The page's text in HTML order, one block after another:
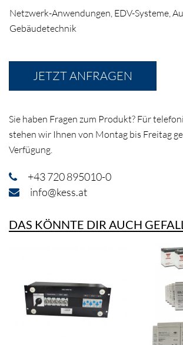
Netzwerk-Anwendungen, EDV-Systeme,
Gebäudetechnik
JETZT ANFRAGEN
Sie haben Fragen zum Produkt? Für
stehen wir Ihnen von Montag bis Freitag
Verfügung.
+43 720 895010-0
info@kess.at
DAS KÖNNTE DIR AUCH
Rack-/Wandmontage
Bis 20000 VA
Ersatz
Anlagen